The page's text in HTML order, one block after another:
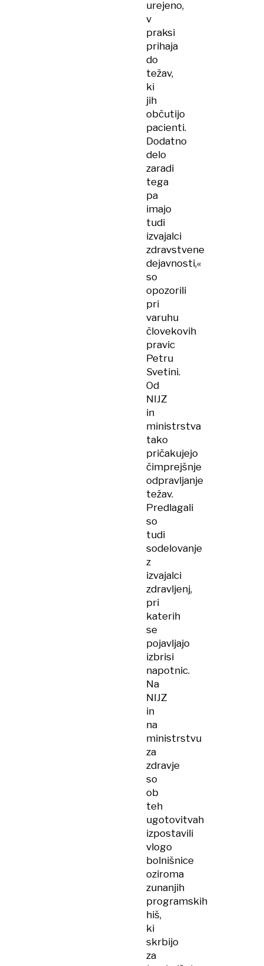
urejeno,
v
praksi
prihaja
do
težav,
ki
jih
občutijo
pacienti.
Dodatno
delo
zaradi
tega
pa
imajo
tudi
izvajalci
zdravstvene
dejavnosti,«
so
opozorili
pri
varuhu
človekovih
pravic
Petru
Svetini.
Od
NIJZ
in
ministrstva
tako
pričakujejo
čimprejšnje
odpravljanje
težav.
Predlagali
so
tudi
sodelovanje
z
izvajalci
zdravljenj,
pri
katerih
se
pojavljajo
izbrisi
napotnic.
Na
NIJZ
in
na
ministrstvu
za
zdravje
so
ob
teh
ugotovitvah
izpostavili
vlogo
bolnišnice
oziroma
zunanjih
programskih
hiš,
ki
skrbijo
za